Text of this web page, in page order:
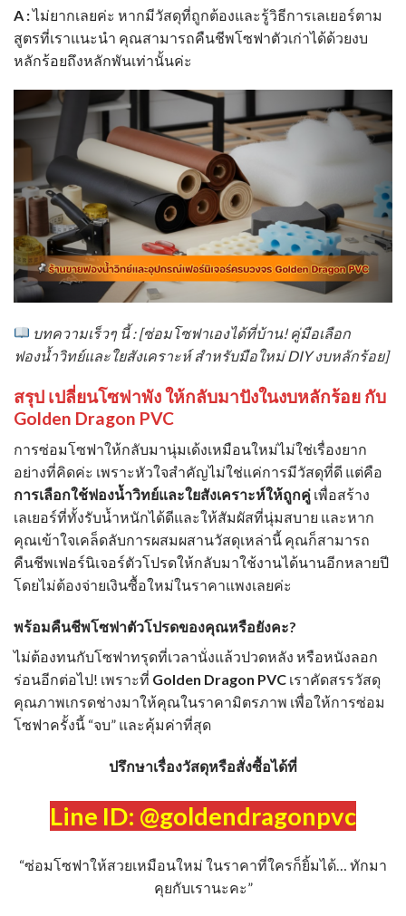
A :ไม่ยากเลยค่ะ หากมีวัสดุที่ถูกต้องและรู้วิธีการเลเยอร์ตาม
สูตรที่เราแนะนำ คุณสามารถคืนชีพโซฟาตัวเก่าได้ด้วยงบ
หลักร้อยถึงหลักพันเท่านั้นค่ะ
บทความเร็วๆ นี้ : [ซ่อมโซฟาเองได้ที่บ้าน! คู่มือเลือก
ฟองน้ำวิทย์และใยสังเคราะห์ สำหรับมือใหม่ DIY งบหลักร้อย]
สรุป เปลี่ยนโซฟาพัง ให้กลับมาปังในงบหลักร้อย กับ
Golden Dragon PVC
การซ่อมโซฟาให้กลับมานุ่มเด้งเหมือนใหม่ไม่ใช่เรื่องยาก
อย่างที่คิดค่ะ เพราะหัวใจสำคัญไม่ใช่แค่การมีวัสดุที่ดี แต่คือ
การเลือกใช้ฟองน้ำวิทย์และใยสังเคราะห์ให้ถูกคู่ เพื่อสร้าง
เลเยอร์ที่ทั้งรับน้ำหนักได้ดีและให้สัมผัสที่นุ่มสบาย และหาก
คุณเข้าใจเคล็ดลับการผสมผสานวัสดุเหล่านี้ คุณก็สามารถ
คืนชีพเฟอร์นิเจอร์ตัวโปรดให้กลับมาใช้งานได้นานอีกหลายปี
โดยไม่ต้องจ่ายเงินซื้อใหม่ในราคาแพงเลยค่ะ
พร้อมคืนชีพโซฟาตัวโปรดของคุณหรือยังคะ?
ไม่ต้องทนกับโซฟาทรุดที่เวลานั่งแล้วปวดหลัง หรือหนังลอก
ร่อนอีกต่อไป! เพราะที่ Golden Dragon PVC เราคัดสรรวัสดุ
คุณภาพเกรดช่างมาให้คุณในราคามิตรภาพ เพื่อให้การซ่อม
โซฟาครั้งนี้ “จบ” และคุ้มค่าที่สุด
ปรึกษาเรื่องวัสดุหรือสั่งซื้อได้ที่
Line ID: @goldendragonpvc
“ซ่อมโซฟาให้สวยเหมือนใหม่ ในราคาที่ใครก็ยิ้มได้… ทักมา
คุยกับเรานะคะ”